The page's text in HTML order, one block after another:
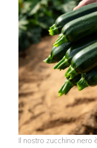
Il nostro zucchino nero